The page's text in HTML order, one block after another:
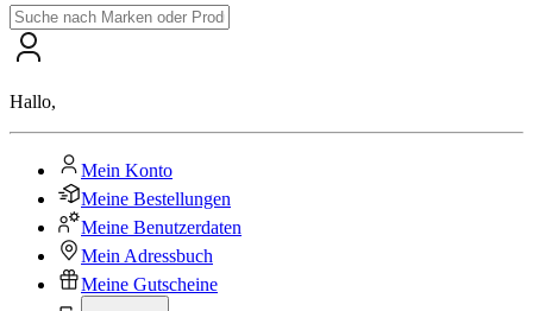
Hallo,
Mein Konto
Meine Bestellungen
Meine Benutzerdaten
Mein Adressbuch
Meine Gutscheine